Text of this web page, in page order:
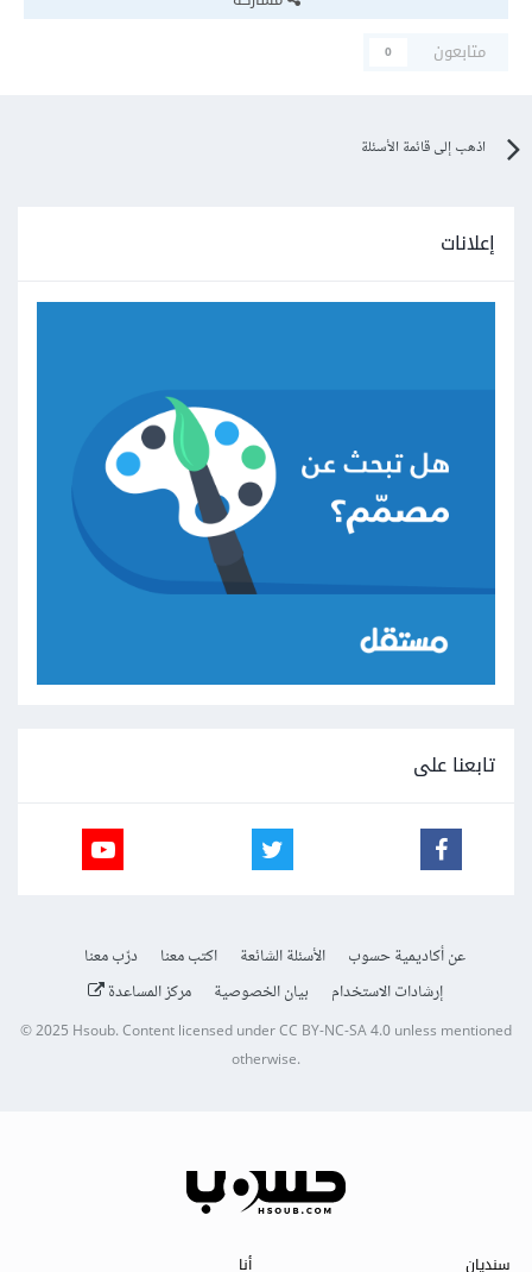
متابعون
0
اذهب إلى قائمة الأسئلة
إعلانات
تابعنا على
عن أكاديمية حسوب الأسئلة الشائعة اكتب معنا
درّب معنا
إرشادات الاستخدام
بيان الخصوصية مركز المساعدة
© 2025Hsoub.Content licensed underCC BY-NC-SA 4.0unless mentioned
otherwise.